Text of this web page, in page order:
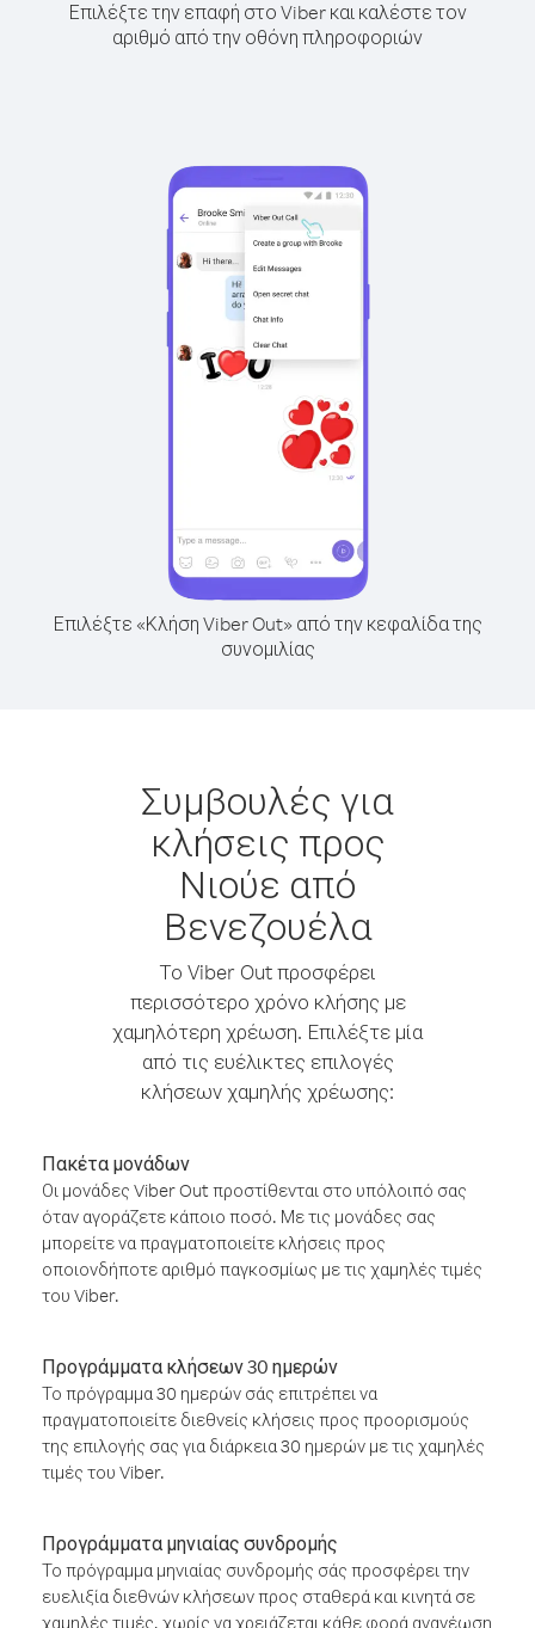
Επιλέξτε την επαφή στο Viber και καλέστε τον
αριθμό από την οθόνη πληροφοριών
Επιλέξτε «Κλήση Viber Out» από την κεφαλίδα της
συνομιλίας
Συμβουλές για
κλήσεις προς
Νιούε από
Βενεζουέλα
Το Viber Out προσφέρει
περισσότερο χρόνο κλήσης με
χαμηλότερη χρέωση. Επιλέξτε μία
από τις ευέλικτες επιλογές
κλήσεων χαμηλής χρέωσης:
Πακέτα μονάδων
Οι μονάδες Viber Out προστίθενται στο υπόλοιπό σας
όταν αγοράζετε κάποιο ποσό. Με τις μονάδες σας
μπορείτε να πραγματοποιείτε κλήσεις προς
οποιονδήποτε αριθμό παγκοσμίως με τις χαμηλές τιμές
του Viber.
Προγράμματα κλήσεων 30 ημερών
Το πρόγραμμα 30 ημερών σάς επιτρέπει να
πραγματοποιείτε διεθνείς κλήσεις προς προορισμούς
της επιλογής σας για διάρκεια 30 ημερών με τις χαμηλές
τιμές του Viber.
Προγράμματα μηνιαίας συνδρομής
Το πρόγραμμα μηνιαίας συνδρομής σάς προσφέρει την
ευελιξία διεθνών κλήσεων προς σταθερά και κινητά σε
χαμηλές τιμές, χωρίς να χρειάζεται κάθε φορά ανανέωση